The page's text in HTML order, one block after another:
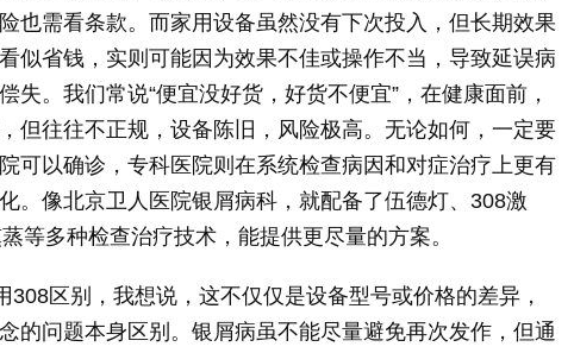
也需看条款。而家用设备虽然没有下次投入，但长期效果
似省钱，实则可能因为效果不佳或操作不当，导致延误病
失。我们常说“便宜没好货，好货不便宜”，在健康面前，
但往往不正规，设备陈旧，风险极高。无论如何，一定要
可以确诊，专科医院则在系统检查病因和对症治疗上更有
。像北京卫人医院银屑病科，就配备了伍德灯、308激
等多种检查治疗技术，能提供更尽量的方案。
区别，我想说，这不仅仅是设备型号或价格的差异，
的问题本身区别。银屑病虽不能尽量避免再次发作，但通